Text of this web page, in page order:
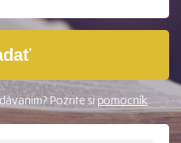
Pozrite sipomocník.